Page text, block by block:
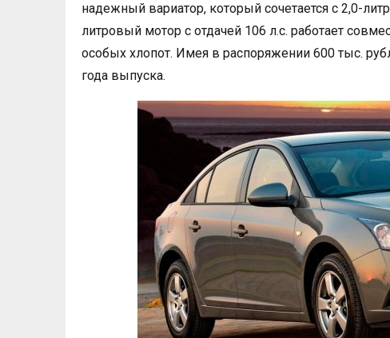
надежный вариатор, который сочетается с 2,0-
литровый мотор с отдачей 106 л.с. работает
особых хлопот. Имея в распоряжении 600 тыс.
года выпуска.